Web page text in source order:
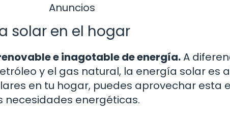
Anuncios
solar en el hogar
e inagotable de energía.A
y el gas natural, la energía solar es
en tu hogar, puedes aprovechar esta
energéticas.